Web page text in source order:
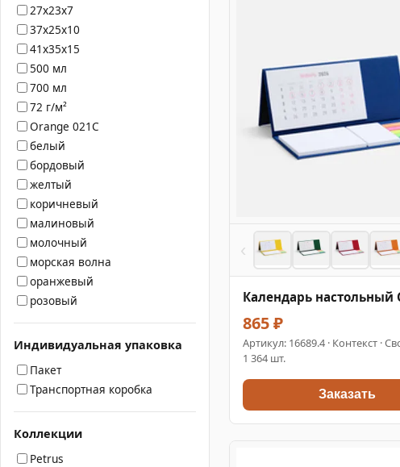
27x23x7
37x25x10
41x35x15
500 мл
700 мл
72 г/м²
Orange 021C
белый
бордовый
желтый
коричневый
малиновый
молочный
морская волна
оранжевый
розовый
Индивидуальная упаковка
Пакет
Транспортная коробка
Коллекции
Petrus
‹
Календарь настольный
865 ₽
Артикул: 16689.4 · Контекст ·
1 364 шт.
Заказать